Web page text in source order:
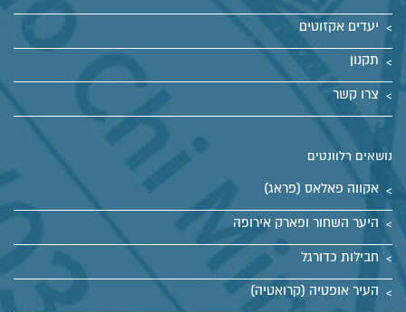
יעדים אקזוטים
תקנון
צרו קשר
נושאים רלוונטים
אקווה פאלאס (פראג)
היער השחור ופארק אירופה
חבילות כדורגל
העיר אופטיה (קרואטיה)